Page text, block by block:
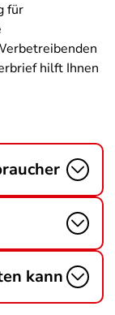
für
hilft Ihnen
kann